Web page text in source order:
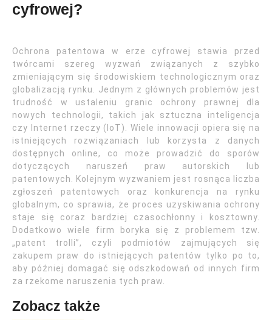
cyfrowej?
Ochrona patentowa w erze cyfrowej stawia przed
twórcami szereg wyzwań związanych z szybko
zmieniającym się środowiskiem technologicznym oraz
globalizacją rynku. Jednym z głównych problemów jest
trudność w ustaleniu granic ochrony prawnej dla
nowych technologii, takich jak sztuczna inteligencja
czy Internet rzeczy (IoT). Wiele innowacji opiera się na
istniejących rozwiązaniach lub korzysta z danych
dostępnych online, co może prowadzić do sporów
dotyczących naruszeń praw autorskich lub
patentowych. Kolejnym wyzwaniem jest rosnąca liczba
zgłoszeń patentowych oraz konkurencja na rynku
globalnym, co sprawia, że proces uzyskiwania ochrony
staje się coraz bardziej czasochłonny i kosztowny.
Dodatkowo wiele firm boryka się z problemem tzw.
„patent trolli”, czyli podmiotów zajmujących się
zakupem praw do istniejących patentów tylko po to,
aby później domagać się odszkodowań od innych firm
za rzekome naruszenia tych praw.
Zobacz także